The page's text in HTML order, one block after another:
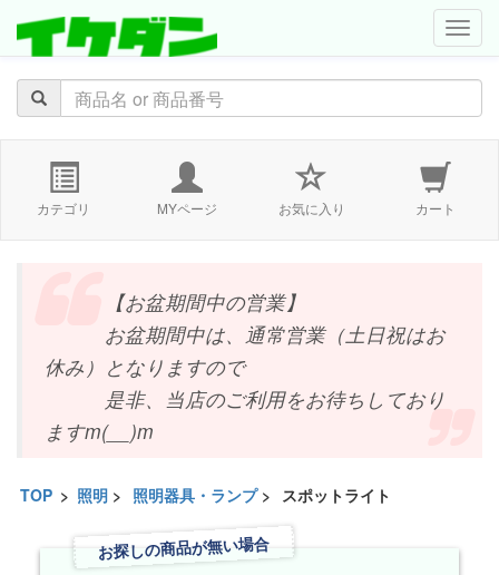
カテゴリ MYページ お気に入り カート
【お盆期間中の営業】
お盆期間中は、通常営業（土日祝はお
休み）となりますので
是非、当店のご利用をお待ちしており
ますm(__)m
TOP > 照明 > 照明器具・ランプ> スポットライト
お探しの商品が無い場合